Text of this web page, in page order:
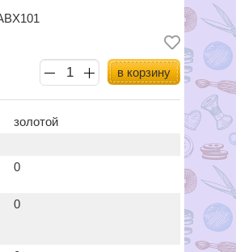
в корзину
золотой
0
0